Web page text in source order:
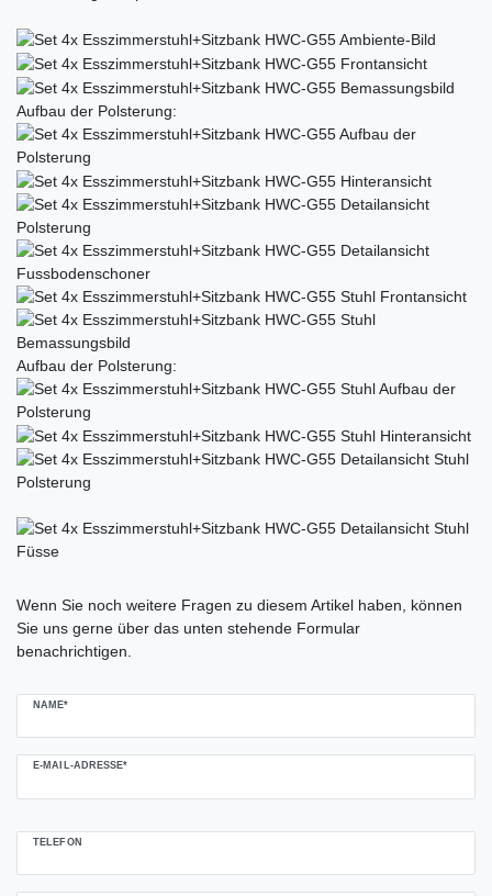
Aufbau der Polsterung:
Aufbau der Polsterung:
Wenn Sie noch weitere Fragen zu diesem Artikel haben, können
Sie uns gerne über das unten stehende Formular
benachrichtigen.
NAME*
E-MAIL-ADRESSE*
TELEFON